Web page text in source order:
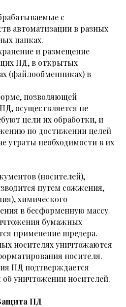
с
автоматизации в разных
папках.
и размещение
ПД, в открытых
(файлообменниках) в
позволяющей
осуществляется не
цели их обработки, и
по достижении целей
утраты необходимости в их
(носителей),
путем сожжения,
химического
в бесформенную массу
бумажных
применение шредера.
носителях уничтожаются
носителя.
ПД подтверждается
уничтожении носителей.
ПД